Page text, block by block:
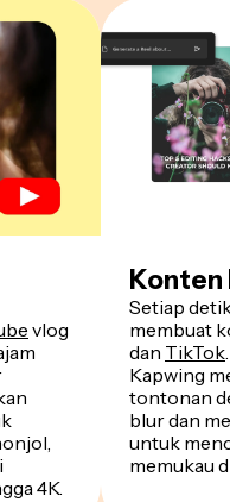
vlog
4K.
Konten
Setiap
membuat
dan TikTok
Kapwing
tontonan
blur dan
untuk
memukau